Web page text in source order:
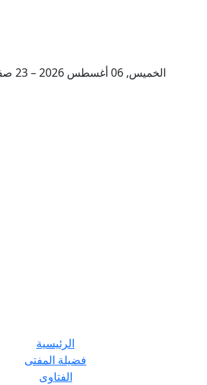
الخميس, 06 أغسطس 2026 – 23 صفر 1448 هـ
الرئيسية
فضيلة المفتى
الفتاوى